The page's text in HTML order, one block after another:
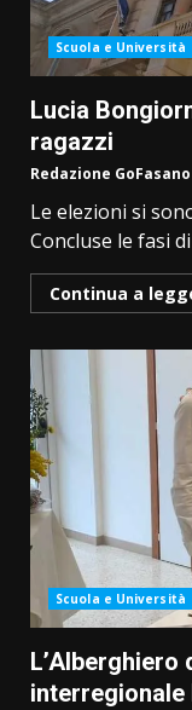
Scuola e Università
Lucia
ragazzi
Redazione GoFasano
Le elezioni si
Concluse le fasi
Continua a
Scuola e Università
L’Alberghiero
interregionale